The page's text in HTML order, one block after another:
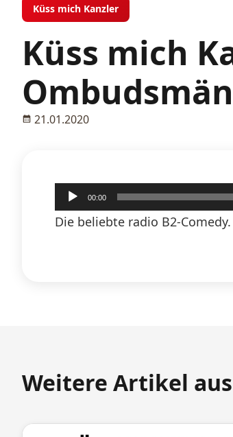
Küss mich Kanzler
Küss mich
21.01.2020
Audio-
Player
00:00
Die beliebte radio B2-
Weitere Artikel